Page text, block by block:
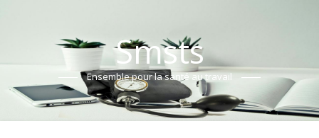
Smsts
Ensemble pour la santé au travail